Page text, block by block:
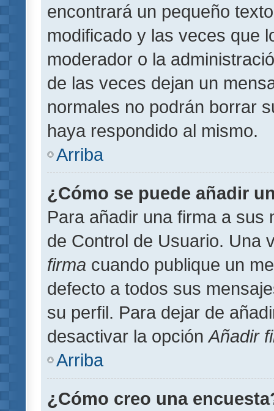
encontrará un pequeño
modificado y las veces que
moderador o la
de las veces dejan un
normales no podrán borrar
haya respondido al mismo.
Arriba
¿Cómo se puede añadir
Para añadir una firma a sus
de Control de Usuario. Una
firma cuando publique un
defecto a todos sus
su perfil. Para dejar de
desactivar la opción Añadir
Arriba
¿Cómo creo una